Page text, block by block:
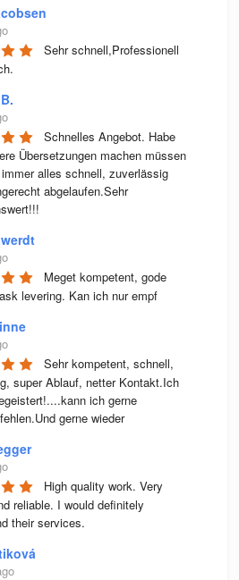
Sehr schnell,Professionell
Schnelles Angebot. Habe
Übersetzungen machen müssen
alles schnell, zuverlässig
abgelaufen.Sehr
Meget kompetent, gode
levering. Kan ich nur empf
Sehr kompetent, schnell,
super Ablauf, netter Kontakt.Ich
ich gerne
gerne wieder
High quality work. Very
reliable. I would definitely
their services.